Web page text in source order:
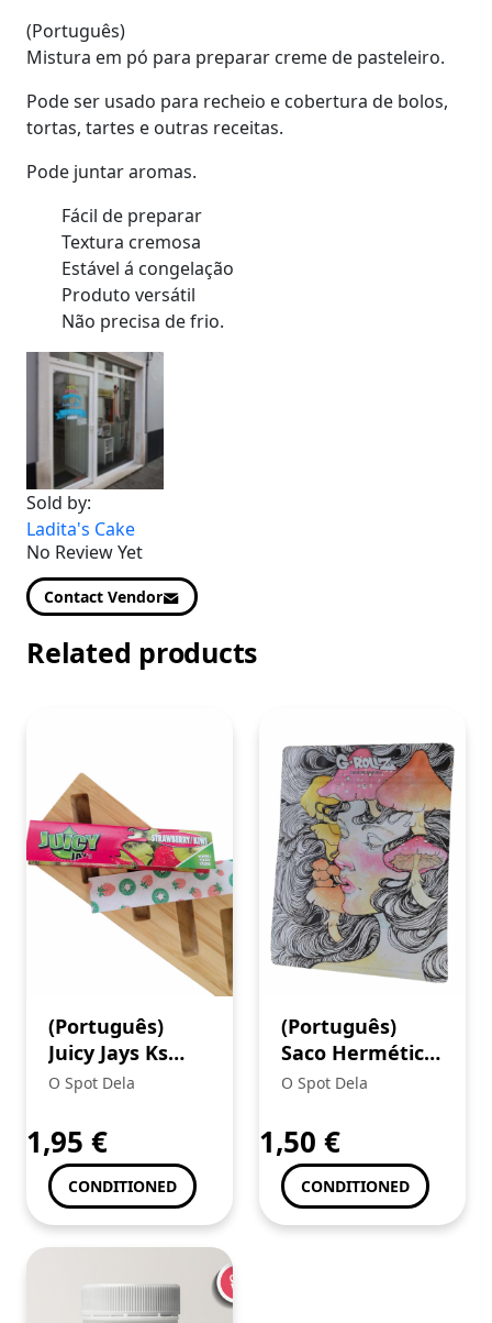
(Português)
Mistura em pó para preparar creme de pasteleiro.
Pode ser usado para recheio e cobertura de bolos,
tortas, tartes e outras receitas.
Pode juntar aromas.
Fácil de preparar
Textura cremosa
Estável á congelação
Produto versátil
Não precisa de frio.
Sold by:
Ladita's Cake
No Review Yet
Contact Vendor
Related products
(Português)
Juicy Jays Ks
Slim
O Spot Dela
1,95 €
CONDITIONED
(Português)
Saco Hermético
“Mushroom
O Spot Dela
1,50 €
CONDITIONED